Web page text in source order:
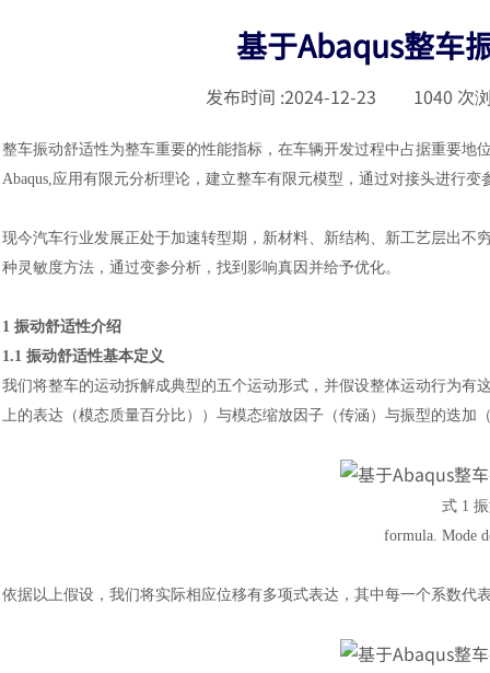
基于Abaqus整车
发布时间 :2024-12-23 1040 次
整车振动舒适性为整车重要的性能指标，在车辆开发过程中占据重要地
Abaqus,应用有限元分析理论，建立整车有限元模型，通过对接头进行
现今汽车行业发展正处于加速转型期，新材料、新结构、新工艺层出
种灵敏度方法，通过变参分析，找到影响真因并给予优化。
1 振动舒适性介绍
1.1 振动舒适性基本定义
我们将整车的运动拆解成典型的五个运动形式，并假设整体运动行为
上的表达（模态质量百分比））与模态缩放因子（传涵）与振型的迭
式 1
formula. Mode
依据以上假设，我们将实际相应位移有多项式表达，其中每一个系数代